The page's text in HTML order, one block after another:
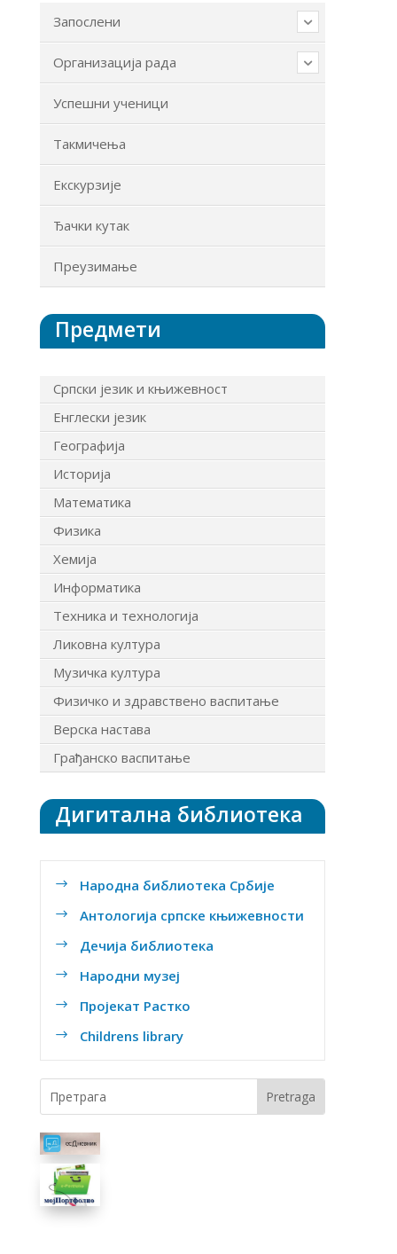
Запослени
Организација рада
Успешни ученици
Такмичења
Екскурзије
Ђачки кутак
Преузимање
Предмети
Српски језик и књижевност
Енглески језик
Географија
Историја
Математика
Физика
Хемија
Информатика
Техника и технологија
Ликовна култура
Музичка култура
Физичко и здравствено васпитање
Верска настава
Грађанско васпитање
Дигитална библиотека
$ Народна библиотека Србије
$ Антологија српске књижевности
$ Дечија библиотека
$ Народни музеј
$ Пројекат Растко
$ Childrens library